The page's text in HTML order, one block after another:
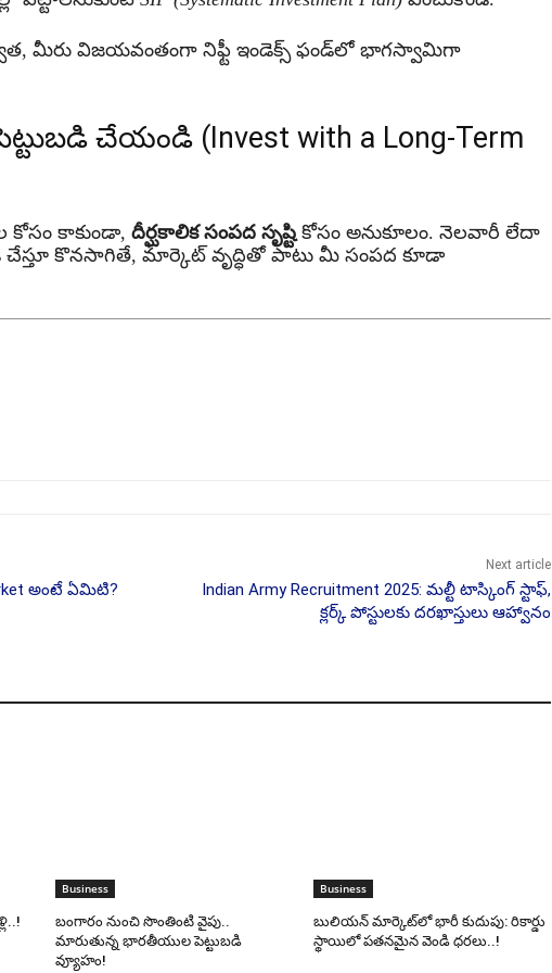
మీరు విజయవంతంగా నిఫ్టీ ఇండెక్స్ ఫండ్‌లో భాగస్వామిగా
చేయండి (Invest with a Long-Term
కోసం కాకుండా, దీర్ఘకాలిక సంపద సృష్టి కోసం అనుకూలం. నెలవారీ లేదా
చేస్తూ కొనసాగితే, మార్కెట్ వృద్ధితో పాటు మీ సంపద కూడా
అంటే ఏమిటి?
Next article
Indian Army Recruitment 2025: మల్టీ టాస్కింగ్ స్టాఫ్‌,
క్లర్క్ పోస్టులకు దరఖాస్తులు ఆహ్వానం
Business
బంగారం నుంచి సొంతింటి వైపు..
మారుతున్న భారతీయుల పెట్టుబడి
వ్యూహం!
Business
బులియన్ మార్కెట్‌లో భారీ కుదుపు: రికార్డు
స్థాయిలో పతనమైన వెండి ధరలు..!